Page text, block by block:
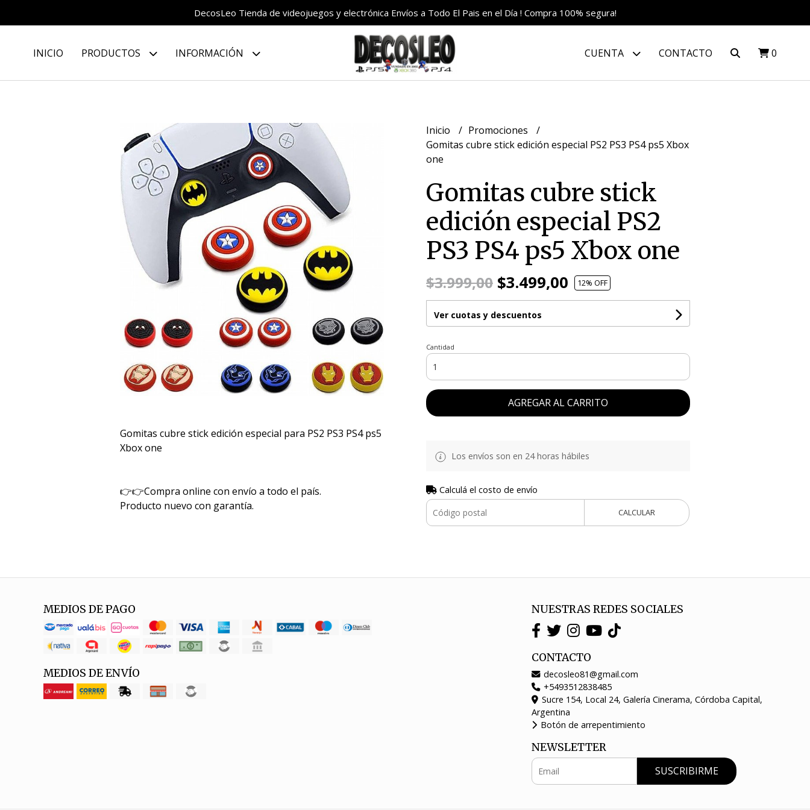
DecosLeo Tienda de videojuegos y electrónica Envíos a Todo El Pais en el Día ! Compra 100% segura!
INICIO PRODUCTOS INFORMACIÓN CUENTA CONTACTO 0
Gomitas cubre stick edición especial para PS2 PS3 PS4 ps5
Xbox one
👉👉Compra online con envío a todo el país.
Producto nuevo con garantía.
Inicio
Promociones
Gomitas cubre stick edición especial PS2 PS3 PS4 ps5 Xbox
one
Gomitas cubre stick
edición especial PS2
PS3 PS4 ps5 Xbox one
$3.999,00 $3.499,00 12% OFF
Ver cuotas y descuentos
Cantidad
AGREGAR AL CARRITO
Los envíos son en 24 horas hábiles
Calculá el costo de envío
CALCULAR
MEDIOS DE PAGO
MEDIOS DE ENVÍO
NUESTRAS REDES SOCIALES
CONTACTO
decosleo81@gmail.com
+5493512838485
Sucre 154, Local 24, Galería Cinerama, Córdoba Capital,
Argentina
Botón de arrepentimiento
NEWSLETTER
SUSCRIBIRME